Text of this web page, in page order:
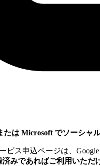
たは Microsoft でソーシャ
ビス申込ページは、
済みであればご利用いただ